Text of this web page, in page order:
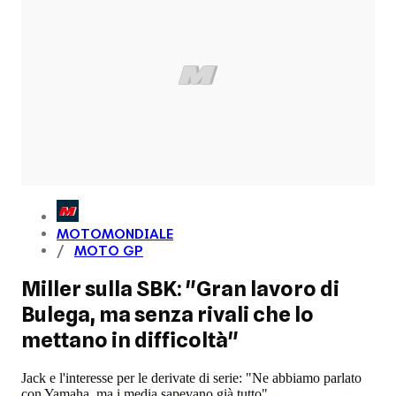
MOTOMONDIALE
MOTO GP
Miller sulla SBK: "Gran lavoro di
Bulega, ma senza rivali che lo
mettano in difficoltà"
Jack e l'interesse per le derivate di serie: "Ne abbiamo parlato